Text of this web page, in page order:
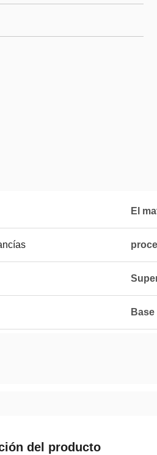
El
del producto